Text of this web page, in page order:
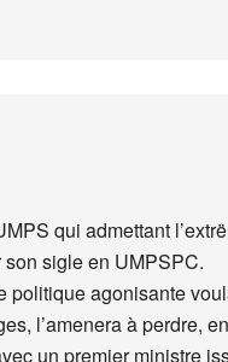
qui admettant
sigle en UMPSPC.
politique agonisante
l’amenera à perdre,
un premier ministre